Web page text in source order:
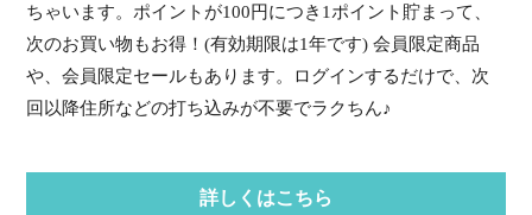
ちゃいます。ポイントが100円につき1ポイント貯まって、
次のお買い物もお得！(有効期限は1年です) 会員限定商品
や、会員限定セールもあります。ログインするだけで、次
回以降住所などの打ち込みが不要でラクちん♪
詳しくはこちら